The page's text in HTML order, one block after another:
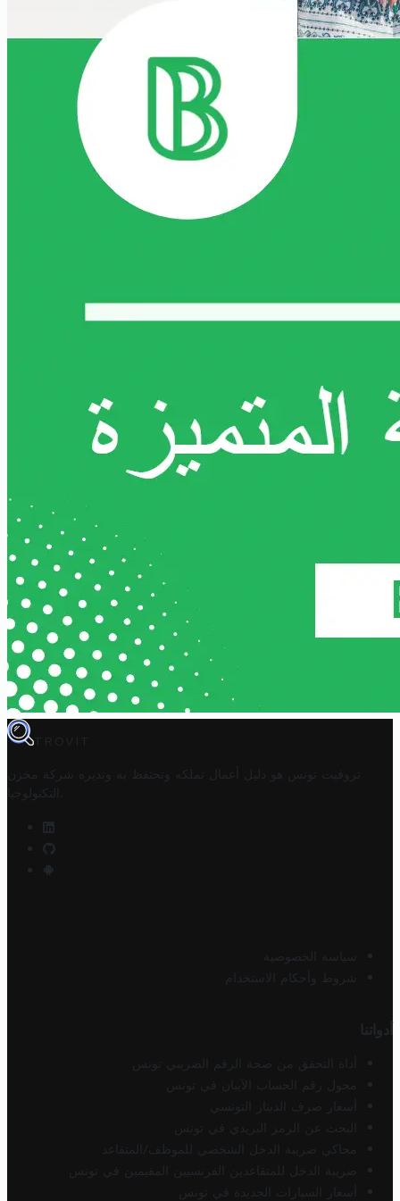
TROVIT
تروفيت تونس هو دليل أعمال تملكه وتحتفظ به وتديره
شركة مخزن
التكنولوجيا
سياسة الخصوصية
شروط وأحكام الاستخدام
أدواتنا
أداة التحقق من صحة الرقم الضريبي تونس
محول رقم الحساب الآيبان في تونس
أسعار صرف الدينار التونسي
البحث عن الرمز البريدي في تونس
محاكي ضريبة الدخل الشخصي للموظف/المتقاعد
ضريبة الدخل للمتقاعدين الفرنسيين المقيمين في تونس
أسعار السيارات الجديدة في تونس